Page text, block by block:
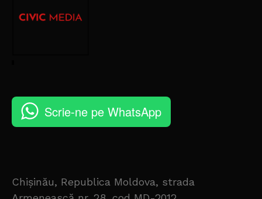
Scrie-ne pe WhatsApp
Chișinău, Republica Moldova, strada